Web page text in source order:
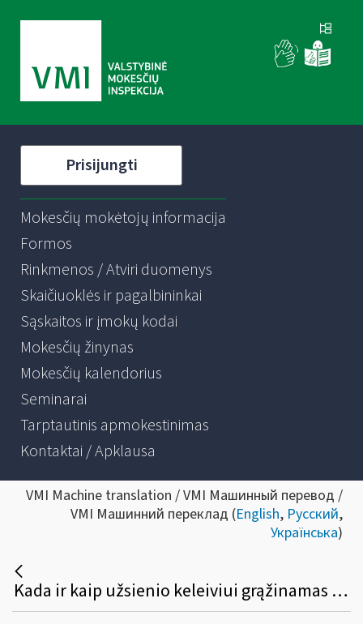
Prisijungti
Mokesčių mokėtojų informacija
Formos
Rinkmenos / Atviri duomenys
Skaičiuoklės ir pagalbininkai
Sąskaitos ir įmokų kodai
Mokesčių žinynas
Mokesčių kalendorius
Seminarai
Tarptautinis apmokestinimas
Kontaktai / Apklausa
VMI Machine translation / VMI Машинный перевод /
VMI Машинний переклад (English, Русский,
Українська)
Kada ir kaip užsienio keleiviui grąžinamas sumokėtas PVM?